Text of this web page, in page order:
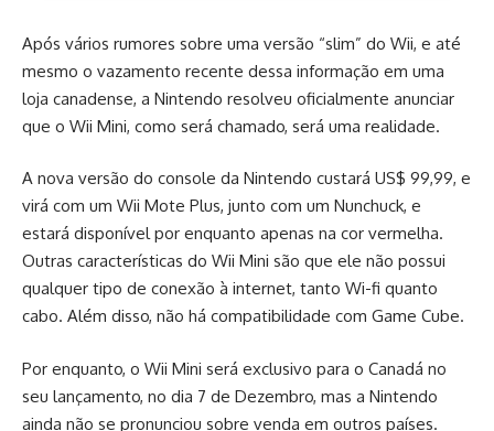
Após vários rumores sobre uma versão “slim” do Wii, e até
mesmo o vazamento recente dessa informação em uma
loja canadense, a Nintendo resolveu oficialmente anunciar
que o Wii Mini, como será chamado, será uma realidade.
A nova versão do console da Nintendo custará US$ 99,99, e
virá com um Wii Mote Plus, junto com um Nunchuck, e
estará disponível por enquanto apenas na cor vermelha.
Outras características do Wii Mini são que ele não possui
qualquer tipo de conexão à internet, tanto Wi-fi quanto
cabo. Além disso, não há compatibilidade com Game Cube.
Por enquanto, o Wii Mini será exclusivo para o Canadá no
seu lançamento, no dia 7 de Dezembro, mas a Nintendo
ainda não se pronunciou sobre venda em outros países.